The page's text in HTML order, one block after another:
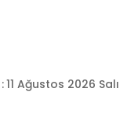
:11 Ağustos 2026 Salı